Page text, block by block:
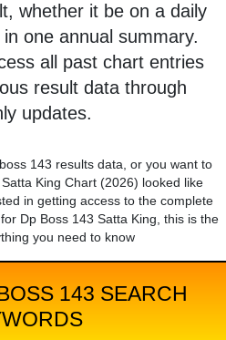
whether it be on a daily
one annual summary.
all past chart entries
result data through
updates.
143 results data, or you want to
King Chart (2026) looked like
in getting access to the complete
Dp Boss 143 Satta King, this is the
you need to know
143 SEARCH